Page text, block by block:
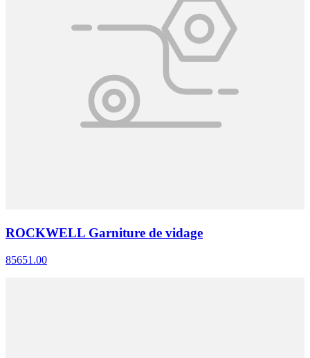
ROCKWELL Garniture de vidage
85651.00